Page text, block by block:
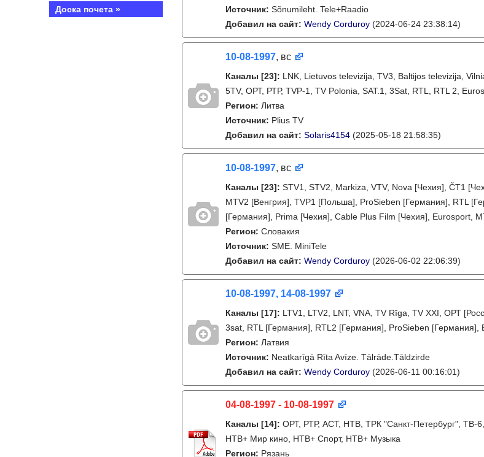
Доска почета »
Источник: Sõnumileht. Tele+Raadio
Добавил на сайт: Wendy Corduroy (2024-06-24 23:38:14)
10-08-1997, вс
Каналы [23]: LNK, Lietuvos televizija, TV3, Baltijos televizija,
5TV, ОРТ, РТР, TVP-1, TV Polonia, SAT.1, 3Sat, RTL, RTL 2,
Регион: Литва
Источник: Plius TV
Добавил на сайт: Solaris4154 (2025-05-18 21:58:35)
10-08-1997, вс
Каналы [23]: STV1, STV2, Markiza, VTV, Nova [Чехия], ČT1
MTV2 [Венгрия], TVP1 [Польша], ProSieben [Германия], RTL
[Германия], Prima [Чехия], Cable Plus Film [Чехия], Eurosport,
Регион: Словакия
Источник: SME. MiniTele
Добавил на сайт: Wendy Corduroy (2026-06-02 22:06:39)
10-08-1997, 14-08-1997
Каналы [17]: LTV1, LTV2, LNT, VNA, TV Rīga, TV XXI, ОРТ
3sat, RTL [Германия], RTL2 [Германия], ProSieben [Германия],
Регион: Латвия
Источник: Neatkarīgā Rīta Avīze. Tālrāde.Tāldzirde
Добавил на сайт: Wendy Corduroy (2026-06-11 00:16:01)
04-08-1997 - 10-08-1997
Каналы [14]: ОРТ, РТР, АСТ, НТВ, ТРК "Санкт-Петербург",
НТВ+ Мир кино, НТВ+ Спорт, НТВ+ Музыка
Регион: Рязань